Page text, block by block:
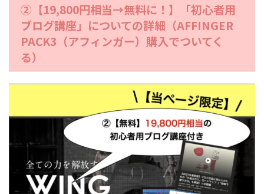
②【19,800円相当→無料に！】「初心者用
ブログ講座」についての詳細（AFFINGER
PACK3（アフィンガー）購入でついてく
る）